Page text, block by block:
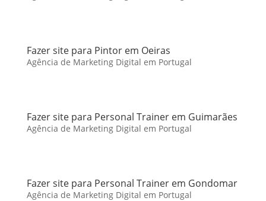
Fazer site para Pintor em Oeiras
Agência de Marketing Digital em Portugal
Fazer site para Personal Trainer em Guimarães
Agência de Marketing Digital em Portugal
Fazer site para Personal Trainer em Gondomar
Agência de Marketing Digital em Portugal